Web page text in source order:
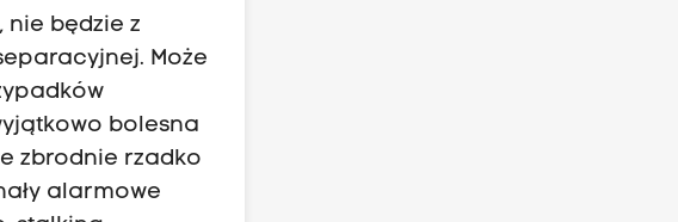
nie będzie z
Może
bolesna
zbrodnie rzadko
alarmowe